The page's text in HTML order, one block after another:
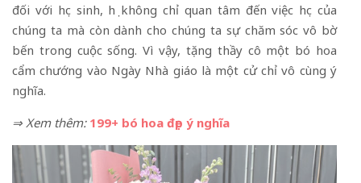
đối với học sinh, họ không chỉ quan tâm đến việc học của
chúng ta mà còn dành cho chúng ta sự chăm sóc vô bờ
bến trong cuộc sống. Vì vậy, tặng thầy cô một bó hoa
cẩm chướng vào Ngày Nhà giáo là một cử chỉ vô cùng ý
nghĩa.
⇒ Xem thêm: 199+ bó hoa đẹp ý nghĩa